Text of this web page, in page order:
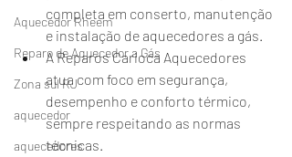
Aquecedor Rheem
Reparo de Aquecedor a Gás
Zona sul RJ
aquecedor
aquecedores
completa em conserto, manutenção
e instalação de aquecedores a gás.
A Reparos Carioca Aquecedores
atua com foco em segurança,
desempenho e conforto térmico,
sempre respeitando as normas
técnicas.